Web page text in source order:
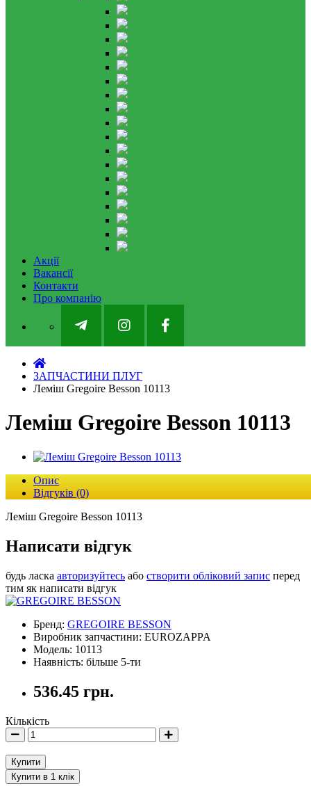
Акції
Вакансії
Контакти
Про компанію
ЗАПЧАСТИНИ ПЛУГ
Леміш Gregoire Besson 10113
Леміш Gregoire Besson 10113
Опис
Відгуків (0)
Леміш Gregoire Besson 10113
Написати відгук
будь ласка авторизуйтесь або створити обліковий запис перед
тим як написати відгук
Бренд: GREGOIRE BESSON
Виробник запчастини: EUROZAPPA
Модель: 10113
Наявність: більше 5-ти
536.45 грн.
Кількість
Купити
Купити в 1 клік